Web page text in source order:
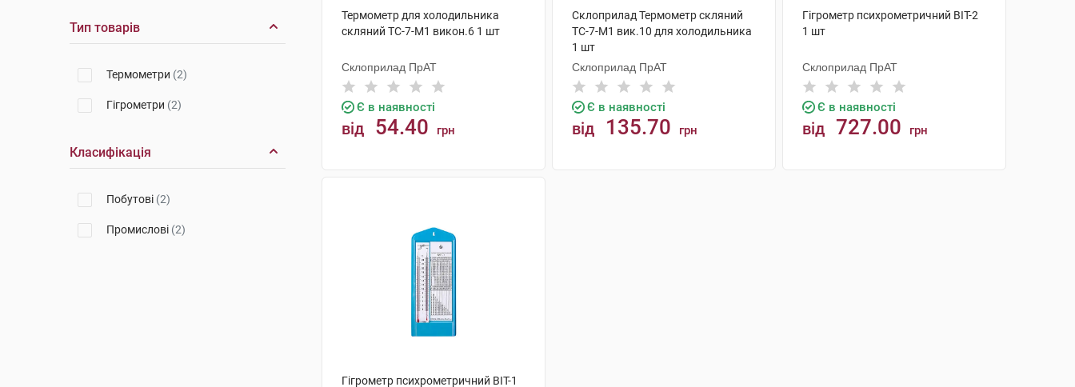
Тип товарів
Термометри (2)
Гігрометри (2)
Класифікація
Побутові (2)
Промислові (2)
Термометр для холодильника
скляний ТС-7-М1 викон.6 1 шт
Склоприлад ПрАТ
Є в наявності
від 54.40 грн
Склоприлад Термометр скляний
ТС-7-М1 вик.10 для холодильника
1 шт
Склоприлад ПрАТ
Є в наявності
від 135.70 грн
Гігрометр психрометричний ВІТ-2
1 шт
Склоприлад ПрАТ
Є в наявності
від 727.00 грн
Гігрометр психрометричний ВІТ-1